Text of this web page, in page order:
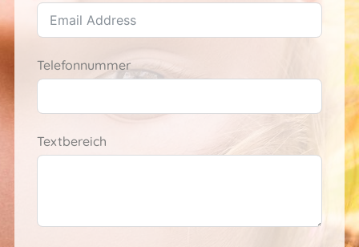
Telefonnummer
Textbereich